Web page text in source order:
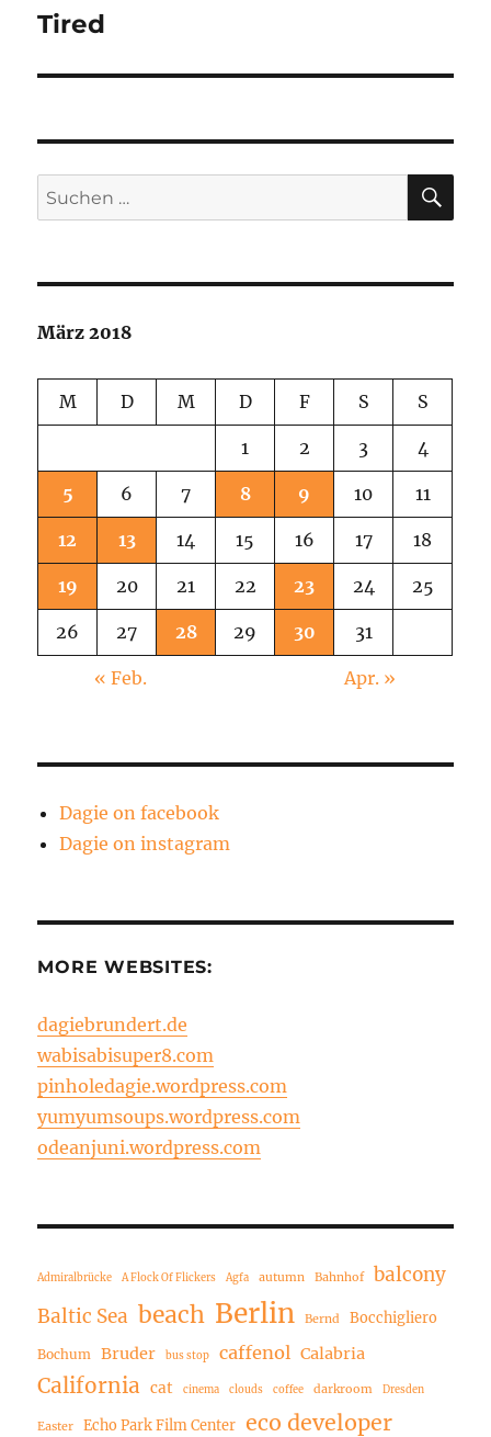
Nächster
Tired
Suchen
nach:
März 2018
M D M D F S S
1 2 3 4
5 6 7 8 9 10 11
12 13 14 15 16 17 18
19 20 21 22 23 24 25
26 27 28 29 30 31
« Feb. Apr. »
Dagie on facebook
Dagie on instagram
MORE WEBSITES:
dagiebrundert.de
wabisabisuper8.com
pinholedagie.wordpress.com
yumyumsoups.wordpress.com
odeanjuni.wordpress.com
Admiralbrücke A Flock Of Flickers Agfa autumn Bahnhof
balcony
Baltic Sea beach Berlin Bernd Bocchigliero
Bochum Bruder bus stop caffenol Calabria
California cat cinema clouds coffee darkroom Dresden
Easter Echo Park Film Center eco developer